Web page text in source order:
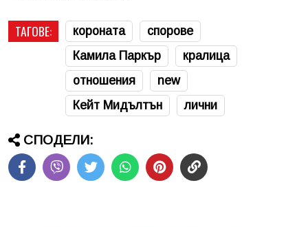
ТАГОВЕ: короната
спорове
Камила Паркър
кралица
отношения
new
Кейт Мидълтън
лични
СПОДЕЛИ: